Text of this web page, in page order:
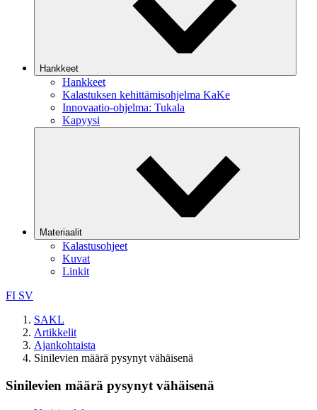
Hankkeet
Hankkeet
Kalastuksen kehittämisohjelma KaKe
Innovaatio-ohjelma: Tukala
Kapyysi
Materiaalit
Kalastusohjeet
Kuvat
Linkit
FI SV
SAKL
Artikkelit
Ajankohtaista
Sinilevien määrä pysynyt vähäisenä
Sinilevien määrä pysynyt vähäisenä